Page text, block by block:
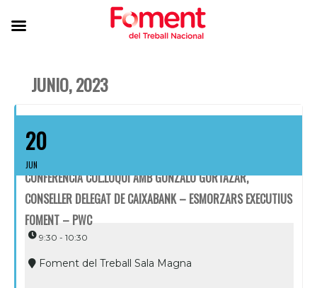
JUNIO, 2023
20
JUN
CONFERÈNCIA COL.LOQUI AMB GONZALO GORTÁZAR,
CONSELLER DELEGAT DE CAIXABANK – ESMORZARS EXECUTIUS
FOMENT – PWC
9:30 - 10:30
Foment del Treball Sala Magna